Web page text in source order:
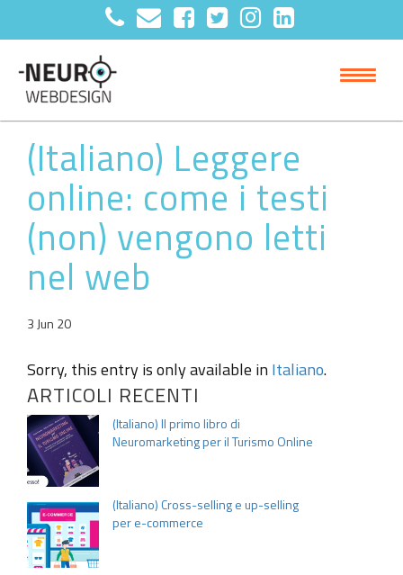
(Italiano) Leggere
online: come i testi
(non) vengono letti
nel web
3 Jun 20
Sorry, this entry is only available in Italiano.
ARTICOLI RECENTI
(Italiano) Il primo libro di
Neuromarketing per il Turismo Online
(Italiano) Cross-selling e up-selling
per e-commerce